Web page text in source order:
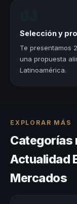
Selección y
Te presentamos
una propuesta
Latinoamérica.
EXPLORAR MÁS
Categorías
Actualidad
Mercados